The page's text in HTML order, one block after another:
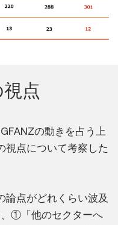
点
の動きを占う上
視点について考察した
論点がどれくらい波及
①「他のセクターへ